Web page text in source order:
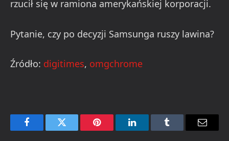
rzucił się w ramiona amerykańskiej korporacji.
Pytanie, czy po decyzji Samsunga ruszy lawina?
Źródło: digitimes, omgchrome
FacebookTwitter Pinterest LinkedInTumblr Email